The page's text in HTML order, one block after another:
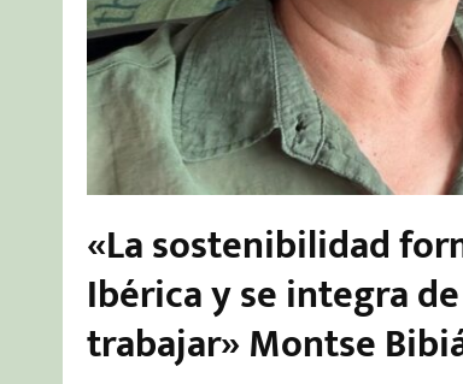
«La sostenibilidad
Ibérica y se integra
trabajar» Montse